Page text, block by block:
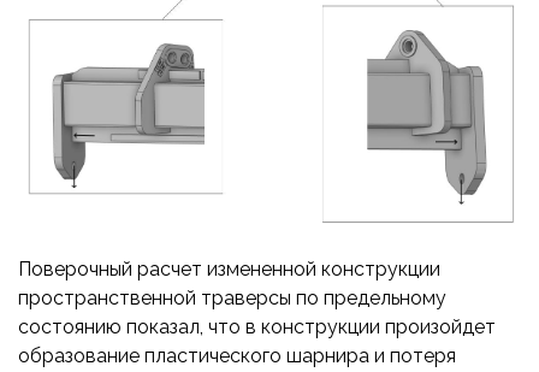
Поверочный расчет измененной конструкции
пространственной траверсы по предельному
состоянию показал, что в конструкции произойдет
образование пластического шарнира и потеря